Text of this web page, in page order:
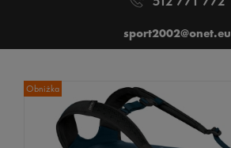
sport2002@onet.eu
Obniżka